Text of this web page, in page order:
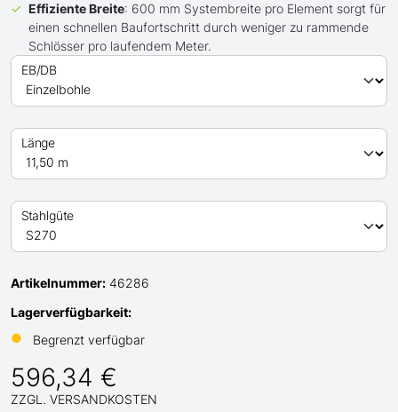
Effiziente Breite: 600 mm Systembreite pro Element sorgt für
einen schnellen Baufortschritt durch weniger zu rammende
Schlösser pro laufendem Meter.
EB/DB
Länge
Stahlgüte
Artikelnummer: 46286
Lagerverfügbarkeit:
●
Begrenzt verfügbar
596,34 €
ZZGL. VERSANDKOSTEN